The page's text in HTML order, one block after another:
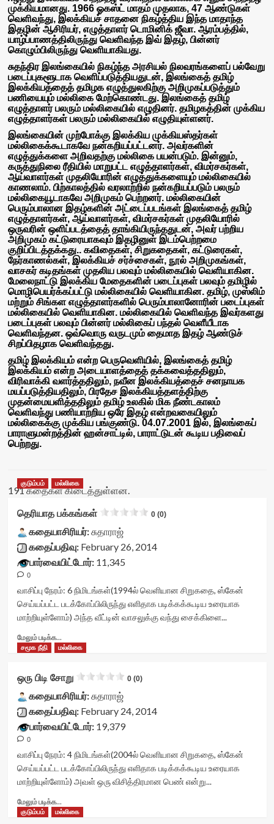
முக்கியமானது. 1966 ஓகஸ்ட் மாதம் முதலாக, 47 ஆண்டுகள்
வெளிவந்து, இலக்கியச் சாதனை நிகழ்த்திய இந்த மாதாந்த
இதழின் ஆசிரியர், எழுத்தாளர் டொமினிக் ஜீவா. ஆரம்பத்தில்,
யாழ்ப்பாணத்திலிருந்து வெளிவந்த இவ் இதழ், பின்னர்
கொழும்பிலிருந்து வெளியாகியது.
சுதந்திர இலங்கையில் நிகழ்ந்த அரசியல் நிலவரங்களைப் பல்வேறு
படைப்புகளூடாக வெளிப்படுத்தியதுடன், இலங்கைத் தமிழ்
இலக்கியத்தைத் தமிழக எழுத்துலகிற்கு அறிமுகப்படுத்தும்
பணியையும் மல்லிகை மேற்கொண்டது. இலங்கைத் தமிழ்
எழுத்தாளர் பலரும் மல்லிகையில் எழுதினர். தமிழகத்தின் முக்கிய
எழுத்தாளர்கள் பலரும் மல்லிகையில் எழுதியுள்ளனர்.
இலங்கையின் முற்போக்கு இலக்கிய முக்கியஸ்தர்கள்
மல்லிகைக்கூடாகவே நன்கறியப்பட்டனர். அவர்களின்
எழுத்துக்களை அறிவதற்கு மல்லிகை பயன்படும். இன்னும்,
கருத்துநிலை ரீதியில் மாறுபட்ட எழுத்தாளர்கள், விமர்சகர்கள்,
ஆய்வாளர்கள் முதலியோரின் எழுத்துக்களையும் மல்லிகையில்
காணலாம். பிற்காலத்தில் வரலாற்றில் நன்கறியப்படும் பலரும்
மல்லிகையூடாகவே அறிமுகம் பெற்றனர். மல்லிகையின்
பெரும்பாலான இதழ்களின் அட்டைப்படங்கள் இலங்கைத் தமிழ்
எழுத்தாளர்கள், ஆய்வாளர்கள், விமர்சகர்கள் முதலியோரில்
ஒருவரின் ஒளிப்படத்தைத் தாங்கியிருந்ததுடன், அவர் பற்றிய
அறிமுகம் கட்டுரையாகவும் இதழினுள் இடம்பெற்றமை
குறிப்பிடத்தக்கது.. கவிதைகள், சிறுகதைகள், கட்டுரைகள்,
நேர்காணல்கள், இலக்கியச் சர்ச்சைகள், நூல் அறிமுகங்கள்,
வாசகர் கடிதங்கள் முதலிய பலவும் மல்லிகையில் வெளியாகின.
மேலைநாட்டு இலக்கிய மேதைகளின் படைப்புகள் பலவும் தமிழில்
மொழிபெயர்க்கப்பட்டு மல்லிகையில் வெளியாகின. தமிழ், முஸ்லிம்
மற்றும் சிங்கள எழுத்தாளர்களில் பெரும்பாலானோரின் படைப்புகள்
மல்லிகையில் வெளியாகின. மல்லிகையில் வெளிவந்த இவர்களது
படைப்புகள் பலவும் பின்னர் மல்லிகைப் பந்தல் வெளீயீடாக
வெளிவந்தன. ஒவ்வொரு வருடமும் தைமாத இதழ் ஆண்டுச்
சிறப்பிதழாக வெளிவந்தது.
தமிழ் இலக்கியம் என்ற பெருவெளியில், இலங்கைத் தமிழ்
இலக்கியம் என்ற அடையாளத்தைத் தக்கவைத்ததிலும்,
விரிவாக்கி வளர்த்ததிலும், நவீன இலக்கியத்தைச் சனநாயக
மயப்படுத்தியதிலும், பிரதேச இலக்கியத்தளத்திற்கு
முதன்மையளித்ததிலும் தமிழ் உலகில் மிக நீண்டகாலம்
வெளிவந்து பணியாற்றிய ஒரே இதழ் என்றவகையிலும்
மல்லிகைக்கு முக்கிய பங்குண்டு. 04.07.2001 இல், இலங்கைப்
பாராளுமன்றத்தின் ஹன்சாட்டில், பாராட்டுடன் கூடிய பதிவைப்
பெற்றது.
191 கதைகள் கிடைத்துள்ளன.
குடும்பம் மல்லிகை
தெரியாத பக்கங்கள் 0 (0)
கதையாசிரியர்:சுதாராஜ்
கதைப்பதிவு:February 26, 2014
பார்வையிட்டோர்:11,345
0
வாசிப்பு நேரம்: 6 நிமிடங்கள்(1994ல் வெளியான சிறுகதை, ஸ்கேன்
செய்யப்பட்ட படக்கோப்பிலிருந்து எளிதாக படிக்கக்கூடிய உரையாக
மாற்றியுள்ளோம்) அந்த வீட்டின் வாசலுக்கு வந்து சைக்கிளை...
மேலும் படிக்க...
more
தெரியாத
பக்கங்கள்<div
class="yasr-
vv-
stars-
title-
<div
class='yasr-
stars-
title
rater-
சமூக நீதி மல்லிகை
ஒரு பிடி சோறு 0 (0)
கதையாசிரியர்:சுதாராஜ்
கதைப்பதிவு:February 24, 2014
பார்வையிட்டோர்:19,379
0
வாசிப்பு நேரம்: 4 நிமிடங்கள்(2004ல் வெளியான சிறுகதை, ஸ்கேன்
செய்யப்பட்ட படக்கோப்பிலிருந்து எளிதாக படிக்கக்கூடிய உரையாக
மாற்றியுள்ளோம்) அவள் ஒரு விசித்திரமான பெண் என்று...
மேலும் படிக்க...
more
குடும்பம் மல்லிகை